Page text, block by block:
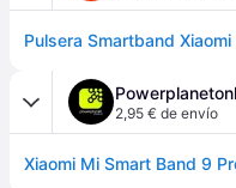
2,95 € de envío